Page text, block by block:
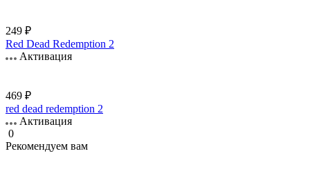
249 ₽
Red Dead Redemption 2
Активация
469 ₽
red dead redemption 2
Активация
0
Рекомендуем вам